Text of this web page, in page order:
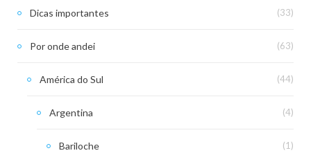
Dicas importantes (33)
Por onde andei (63)
América do Sul (44)
Argentina (4)
Bariloche (1)